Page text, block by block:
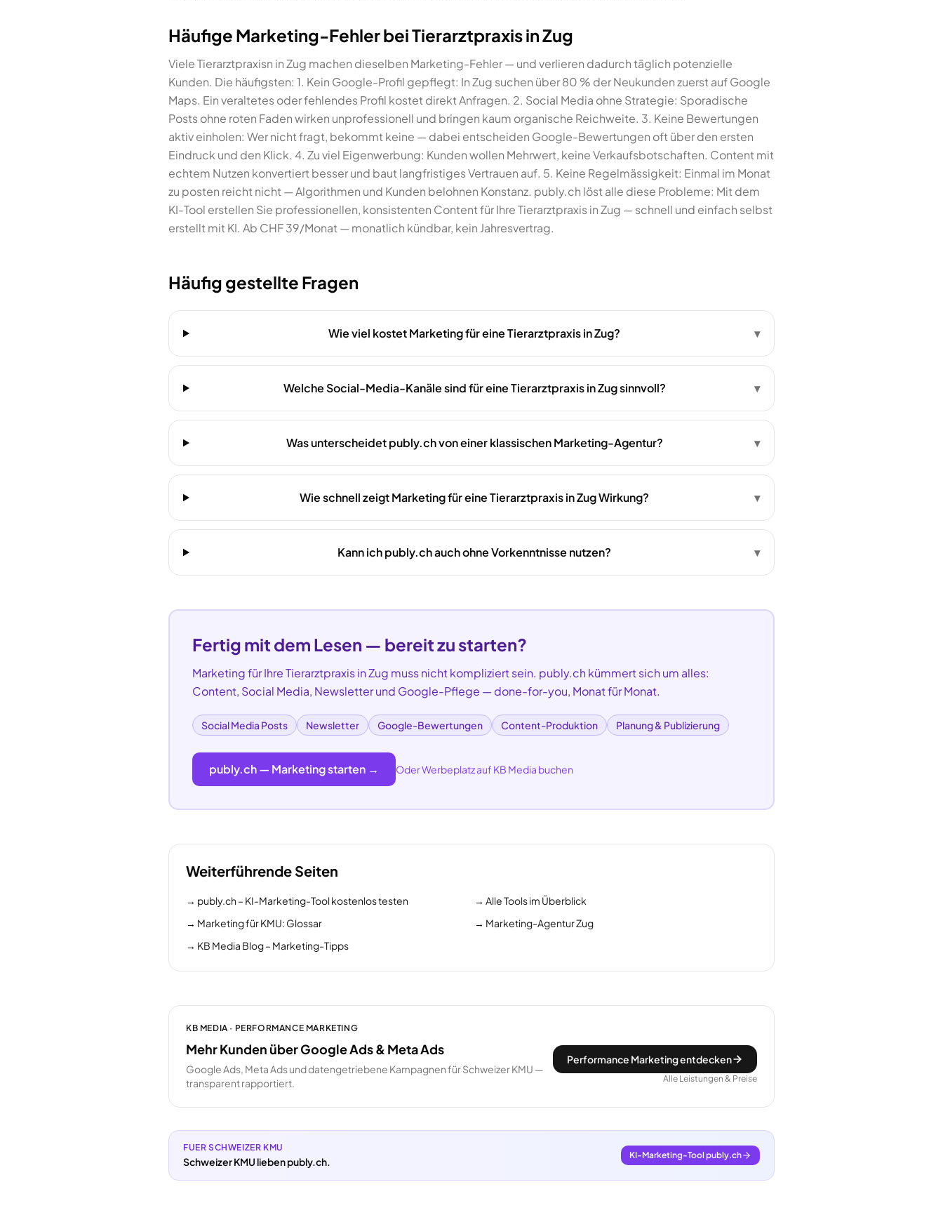
Häufige Marketing-Fehler bei Tierarztpraxis in Zug
Viele Tierarztpraxisn in Zug machen dieselben Marketing-Fehler — und verlieren dadurch täglich potenzielle
Kunden. Die häufigsten: 1. Kein Google-Profil gepflegt: In Zug suchen über 80 % der Neukunden zuerst auf Google
Maps. Ein veraltetes oder fehlendes Profil kostet direkt Anfragen. 2. Social Media ohne Strategie: Sporadische
Posts ohne roten Faden wirken unprofessionell und bringen kaum organische Reichweite. 3. Keine Bewertungen
aktiv einholen: Wer nicht fragt, bekommt keine — dabei entscheiden Google-Bewertungen oft über den ersten
Eindruck und den Klick. 4. Zu viel Eigenwerbung: Kunden wollen Mehrwert, keine Verkaufsbotschaften. Content mit
echtem Nutzen konvertiert besser und baut langfristiges Vertrauen auf. 5. Keine Regelmässigkeit: Einmal im Monat
zu posten reicht nicht — Algorithmen und Kunden belohnen Konstanz. publy.ch löst alle diese Probleme: Mit dem
KI-Tool erstellen Sie professionellen, konsistenten Content für Ihre Tierarztpraxis in Zug — schnell und einfach selbst
erstellt mit KI. Ab CHF 39/Monat — monatlich kündbar, kein Jahresvertrag.
Häufig gestellte Fragen
Wie viel kostet Marketing für eine Tierarztpraxis in Zug? ▾
Welche Social-Media-Kanäle sind für eine Tierarztpraxis in Zug sinnvoll? ▾
Was unterscheidet publy.ch von einer klassischen Marketing-Agentur? ▾
Wie schnell zeigt Marketing für eine Tierarztpraxis in Zug Wirkung? ▾
Kann ich publy.ch auch ohne Vorkenntnisse nutzen? ▾
Fertig mit dem Lesen — bereit zu starten?
Marketing für IhreTierarztpraxisinZug muss nicht kompliziert sein. publy.ch kümmert sich um alles:
Content, Social Media, Newsletter und Google-Pflege — done-for-you, Monat für Monat.
Social Media Posts Newsletter Google-Bewertungen Content-Produktion Planung & Publizierung
publy.ch — Marketing starten → Oder Werbeplatz auf KB Media buchen
Weiterführende Seiten
→ publy.ch – KI-Marketing-Tool kostenlos testen → Alle Tools im Überblick
→ Marketing für KMU: Glossar → Marketing-Agentur Zug
→ KB Media Blog – Marketing-Tipps
KB MEDIA · PERFORMANCE MARKETING
Mehr Kunden über Google Ads & Meta Ads
Google Ads, Meta Ads und datengetriebene Kampagnen für Schweizer KMU —
transparent rapportiert.
Performance Marketing entdecken
Alle Leistungen & Preise
FUER SCHWEIZER KMU
Schweizer KMU lieben publy.ch.
KI-Marketing-Tool publy.ch